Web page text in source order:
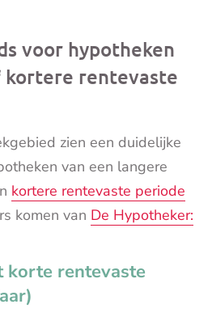
voor hypotheken
rentevaste
zien een duidelijke
van een langere
kortere rentevaste periode
komen van De Hypotheker:
korte rentevaste